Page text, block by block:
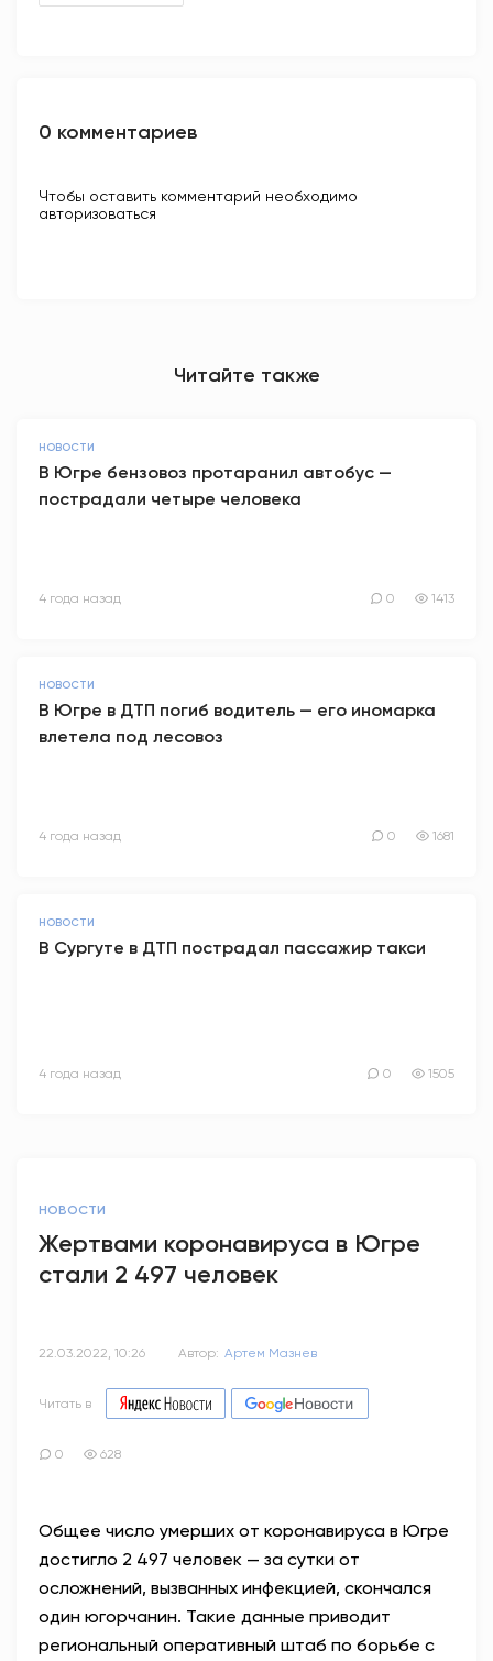
0 комментариев
Чтобы оставить комментарий необходимо
авторизоваться
Читайте также
НОВОСТИ
В Югре бензовоз протаранил автобус —
пострадали четыре человека
4 года назад 0 1413
НОВОСТИ
В Югре в ДТП погиб водитель — его иномарка
влетела под лесовоз
4 года назад 0 1681
НОВОСТИ
В Сургуте в ДТП пострадал пассажир такси
4 года назад 0 1505
НОВОСТИ
Жертвами коронавируса в Югре
стали 2 497 человек
22.03.2022, 10:26 Автор: Артем Мазнев
Читать в
0 628
Общее число умерших от коронавируса в Югре
достигло 2 497 человек — за сутки от
осложнений, вызванных инфекцией, скончался
один югорчанин. Такие данные приводит
региональный оперативный штаб по борьбе с